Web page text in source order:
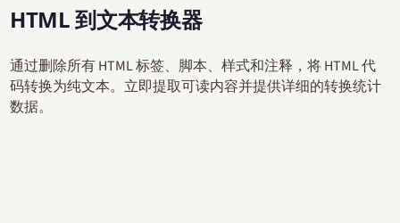
HTML 到文本转换器
通过删除所有 HTML 标签、脚本、样式和注释，将 HTML 代
码转换为纯文本。立即提取可读内容并提供详细的转换统计
数据。